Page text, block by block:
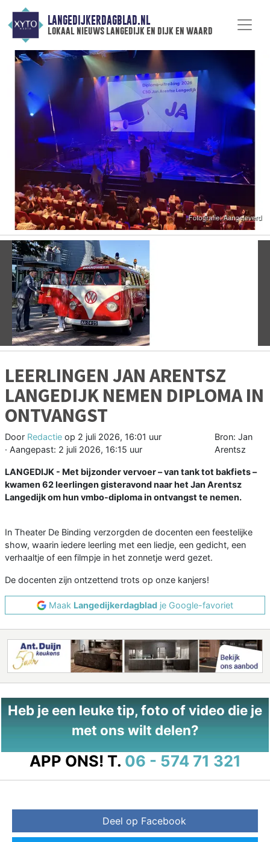
LANGEDIJKERDAGBLAD.NL
lokaal nieuws langedijk en dijk en waard
Vorige
LEERLINGEN JAN ARENTSZ
LANGEDIJK NEMEN DIPLOMA IN
ONTVANGST
Door Redactie op 2 juli 2026, 16:01 uur
· Aangepast: 2 juli 2026, 16:15 uur
Bron: Jan
Arentsz
LANGEDIJK - Met bijzonder vervoer – van tank tot bakfiets –
kwamen 62 leerlingen gisteravond naar het Jan Arentsz
Langedijk om hun vmbo-diploma in ontvangst te nemen.
In Theater De Binding verzorgden de docenten een feestelijke
show, waarin iedere leerling met een liedje, een gedicht, een
verhaaltje of een filmpje in het zonnetje werd gezet.
De docenten zijn ontzettend trots op onze kanjers!
Maak Langedijkerdagblad je Google-favoriet
Heb je een leuke tip, foto of video die je
met ons wilt delen?
APP ONS! T. 06 - 574 71 321
Deel op Facebook